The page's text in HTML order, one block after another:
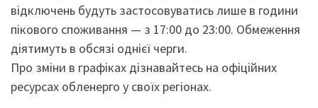
відключень будуть застосовуватись лише в години
пікового споживання — з 17:00 до 23:00. Обмеження
діятимуть в обсязі однієї черги.
Про зміни в графіках дізнавайтесь на офіційних
ресурсах обленерго у своїх регіонах.